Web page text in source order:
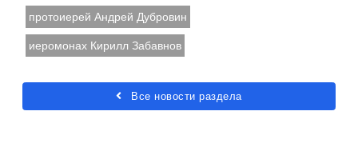
протоиерей Андрей Дубровин
иеромонах Кирилл Забавнов
Все новости раздела